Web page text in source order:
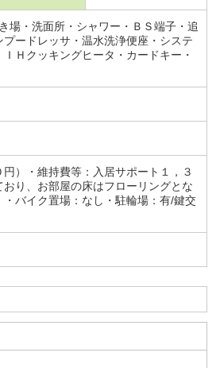
場・洗面所・シャワー・ＢＳ端子・追
ードレッサ・温水洗浄便座・システ
Ｈクッキングヒータ・カードキー・
）・維持費等：入居サポート１，３
り、お部屋の床はフローリングとな
バイク置場：なし・駐輪場：有/鍵交